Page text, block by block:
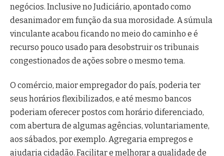
negócios. Inclusive no Judiciário, apontado como
desanimador em função da sua morosidade. A súmula
vinculante acabou ficando no meio do caminho e é
recurso pouco usado para desobstruir os tribunais
congestionados de ações sobre o mesmo tema.
O comércio, maior empregador do país, poderia ter
seus horários flexibilizados, e até mesmo bancos
poderiam oferecer postos com horário diferenciado,
com abertura de algumas agências, voluntariamente,
aos sábados, por exemplo. Agregaria empregos e
ajudaria cidadão. Facilitar e melhorar a qualidade de